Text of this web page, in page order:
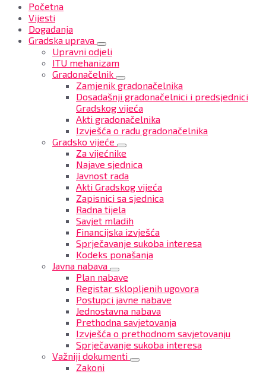
Početna
Vijesti
Događanja
Gradska uprava
Upravni odjeli
ITU mehanizam
Gradonačelnik
Zamjenik gradonačelnika
Dosadašnji gradonačelnici i predsjednici
Gradskog vijeća
Akti gradonačelnika
Izvješća o radu gradonačelnika
Gradsko vijeće
Za vijećnike
Najave sjednica
Javnost rada
Akti Gradskog vijeća
Zapisnici sa sjednica
Radna tijela
Savjet mladih
Financijska izvješća
Sprječavanje sukoba interesa
Kodeks ponašanja
Javna nabava
Plan nabave
Registar sklopljenih ugovora
Postupci javne nabave
Jednostavna nabava
Prethodna savjetovanja
Izvješća o prethodnom savjetovanju
Sprječavanje sukoba interesa
Važniji dokumenti
Zakoni